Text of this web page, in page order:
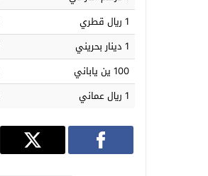
1 ريال قطري
1 دينار بحريني
100 ين ياباني
1 ريال عماني